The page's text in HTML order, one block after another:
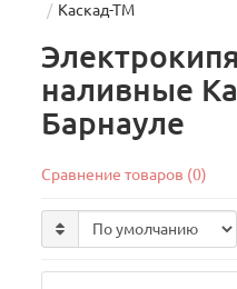
Каскад-ТМ
наливные
Барнауле
Сравнение товаров (0)